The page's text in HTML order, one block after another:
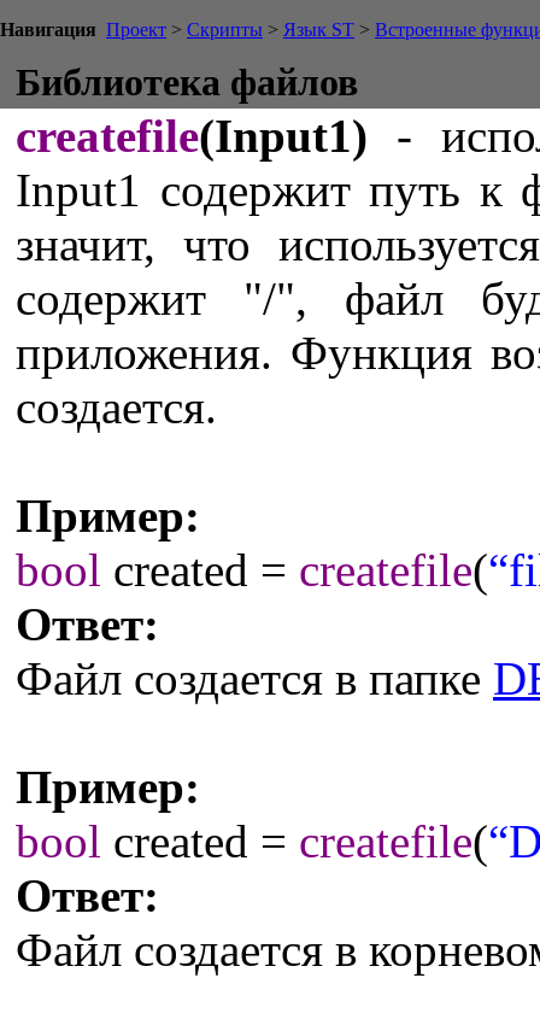
Навигация Проект > Скрипты > Язык ST > Встроенные
Библиотека файлов
createfile(Input1) -
Input1 содержит путь к
значит, что
содержит "/", файл
приложения. Функция
создается.
Пример:
bool created = createfile(
Ответ:
Файл создается в папке
Пример:
bool created = createfile(
Ответ:
Файл создается в